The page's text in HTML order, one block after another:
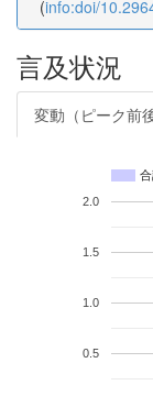
(info:doi/
言及状況
変動（ピーク前後
0.5
1.0
1.5
2.0